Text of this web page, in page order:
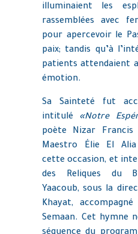
illuminaient les
rassemblées avec
pour apercevoir le
paix; tandis qu’à
patients attendaient
émotion.
Sa Sainteté fut
intitulé «Notre
poète Nizar
Maestro Élie El
cette occasion, et
des Reliques du
Yaacoub, sous la
Khayat,
Semaan. Cet hymne